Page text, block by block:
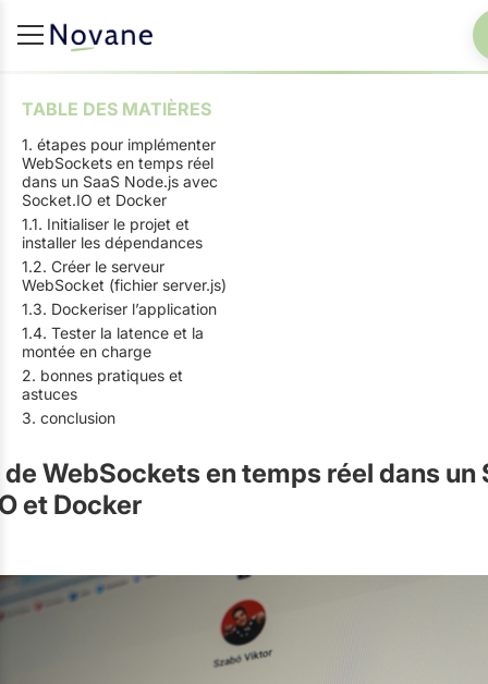
TABLE DES MATIÈRES
1. étapes pour implémenter
WebSockets en temps réel
dans un SaaS Node.js avec
Socket.IO et Docker
1.1. Initialiser le projet et
installer les dépendances
1.2. Créer le serveur
WebSocket (fichier server.js)
1.3. Dockeriser l’application
1.4. Tester la latence et la
montée en charge
2. bonnes pratiques et
astuces
3. conclusion
WebSockets en temps réel dans un
et Docker